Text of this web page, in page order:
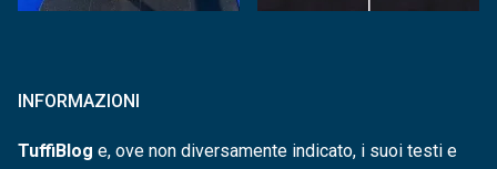
INFORMAZIONI
TuffiBlog e, ove non diversamente indicato, i suoi testi e